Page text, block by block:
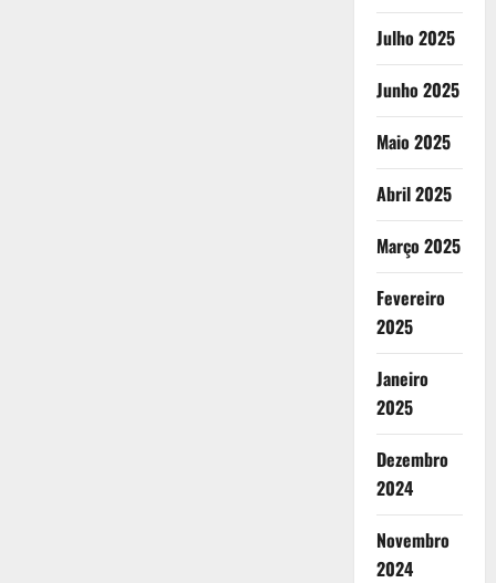
Julho 2025
Junho 2025
Maio 2025
Abril 2025
Março 2025
Fevereiro
2025
Janeiro
2025
Dezembro
2024
Novembro
2024